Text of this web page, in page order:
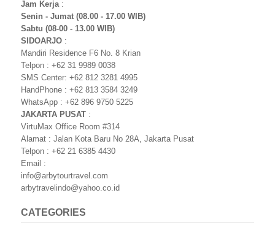
Jam Kerja:
Senin - Jumat (08.00 - 17.00 WIB)
Sabtu (08-00 - 13.00 WIB)
SIDOARJO :
Mandiri Residence F6 No. 8 Krian
Telpon : +62 31 9989 0038
SMS Center: +62 812 3281 4995
HandPhone : +62 813 3584 3249
WhatsApp : +62 896 9750 5225
JAKARTA PUSAT :
VirtuMax Office Room #314
Alamat : Jalan Kota Baru No 28A, Jakarta Pusat
Telpon : +62 21 6385 4430
Email :
info@arbytourtravel.com
arbytravelindo@yahoo.co.id
CATEGORIES